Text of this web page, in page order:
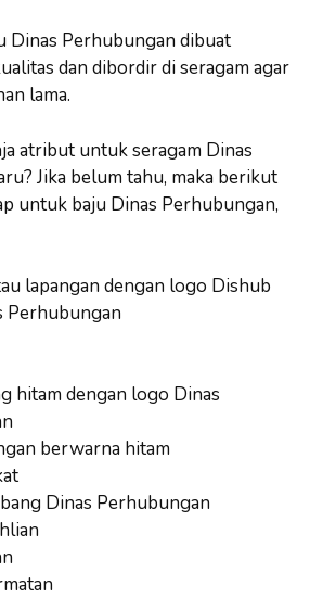
Dinas Perhubungan dibuat
dan dibordir di seragam agar
lama.
atribut untuk seragam Dinas
Jika belum tahu, maka berikut
untuk baju Dinas Perhubungan,
lapangan dengan logo Dishub
Perhubungan
hitam dengan logo Dinas
berwarna hitam
Dinas Perhubungan